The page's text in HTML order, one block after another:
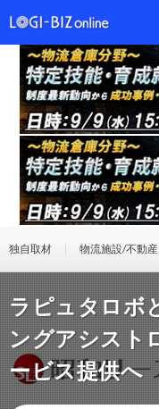
独自取材 物流施設/不動産
ラピュタロボ
ングアシスト
ービス提供へ